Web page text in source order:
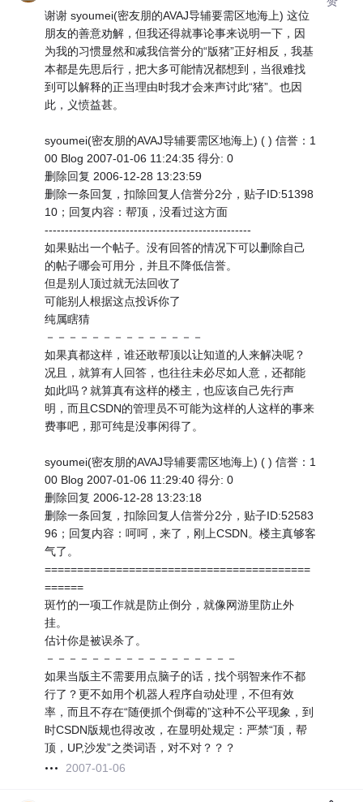
谢谢 syoumei(密友朋的AVAJ导辅要需区地海上) 这位
朋友的善意劝解，但我还得就事论事来说明一下，因
为我的习惯显然和减我信誉分的“版猪”正好相反，我基
本都是先思后行，把大多可能情况都想到，当很难找
到可以解释的正当理由时我才会来声讨此“猪”。也因
此，义愤益甚。
syoumei(密友朋的AVAJ导辅要需区地海上) ( ) 信誉：1
00 Blog 2007-01-06 11:24:35 得分: 0
删除回复 2006-12-28 13:23:59
删除一条回复，扣除回复人信誉分2分，贴子ID:51398
10；回复内容：帮顶，没看过这方面
---------------------------------------------------
如果贴出一个帖子。没有回答的情况下可以删除自己
的帖子哪会可用分，并且不降低信誉。
但是别人顶过就无法回收了
可能别人根据这点投诉你了
纯属瞎猜
－－－－－－－－－－－－－－
如果真都这样，谁还敢帮顶以让知道的人来解决呢？
况且，就算有人回答，也往往未必尽如人意，还都能
如此吗？就算真有这样的楼主，也应该自己先行声
明，而且CSDN的管理员不可能为这样的人这样的事来
费事吧，那可纯是没事闲得了。
syoumei(密友朋的AVAJ导辅要需区地海上) ( ) 信誉：1
00 Blog 2007-01-06 11:29:40 得分: 0
删除回复 2006-12-28 13:23:18
删除一条回复，扣除回复人信誉分2分，贴子ID:52583
96；回复内容：呵呵，来了，刚上CSDN。楼主真够客
气了。
=========================================
======
斑竹的一项工作就是防止倒分，就像网游里防止外
挂。
估计你是被误杀了。
－－－－－－－－－－－－－－－－－
如果当版主不需要用点脑子的话，找个弱智来作不都
行了？更不如用个机器人程序自动处理，不但有效
率，而且不存在“随便抓个倒霉的”这种不公平现象，到
时CSDN版规也得改改，在显明处规定：严禁“顶，帮
顶，UP,沙发”之类词语，对不对？？？
2007-01-06